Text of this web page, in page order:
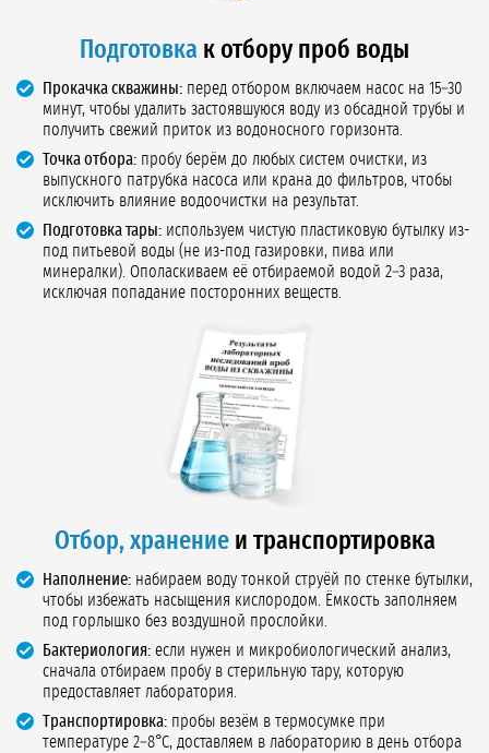
Подготовка к отбору проб воды
Прокачка скважины: перед отбором включаем насос на 15–30
минут, чтобы удалить застоявшуюся воду из обсадной трубы и
получить свежий приток из водоносного горизонта.
Точка отбора: пробу берём до любых систем очистки, из
выпускного патрубка насоса или крана до фильтров, чтобы
исключить влияние водоочистки на результат.
Подготовка тары: используем чистую пластиковую бутылку из-
под питьевой воды (не из-под газировки, пива или
минералки). Ополаскиваем её отбираемой водой 2–3 раза,
исключая попадание посторонних веществ.
Отбор, хранениеи транспортировка
Наполнение: набираем воду тонкой струёй по стенке бутылки,
чтобы избежать насыщения кислородом. Ёмкость заполняем
под горлышко без воздушной прослойки.
Бактериология: если нужен и микробиологический анализ,
сначала отбираем пробу в стерильную тару, которую
предоставляет лаборатория.
Транспортировка: пробы везём в термосумке при
температуре 2–8°C, доставляем в лабораторию в день отбора